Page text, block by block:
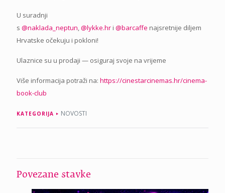
U suradnji
s @naklada_neptun,@lykke.hr i @barcaffe najsretnije diljem
Hrvatske očekuju i pokloni!
Ulaznice su u prodaji — osiguraj svoje na vrijeme
Više informacija potraži na: https://cinestarcinemas.hr/cinema-
book-club
KATEGORIJA NOVOSTI
Povezane stavke